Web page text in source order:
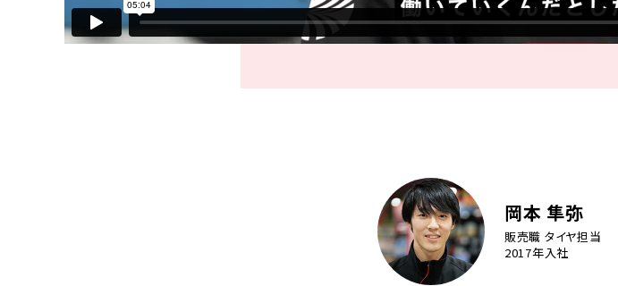
岡本 隼弥
販売職 タイヤ担当
2017年入社